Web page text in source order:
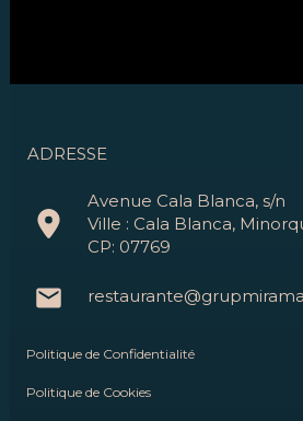
ADRESSE
Avenue Cala Blanca, s/n
Ville : Cala Blanca,
CP: 07769
Politique de Confidentialité
Politique de Cookies